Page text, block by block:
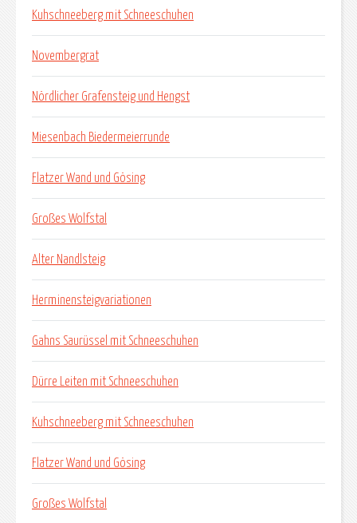
Kuhschneeberg mit Schneeschuhen
Novembergrat
Nördlicher Grafensteig und Hengst
Miesenbach Biedermeierrunde
Flatzer Wand und Gösing
Großes Wolfstal
Alter Nandlsteig
Herminensteigvariationen
Gahns Saurüssel mit Schneeschuhen
Dürre Leiten mit Schneeschuhen
Kuhschneeberg mit Schneeschuhen
Flatzer Wand und Gösing
Großes Wolfstal